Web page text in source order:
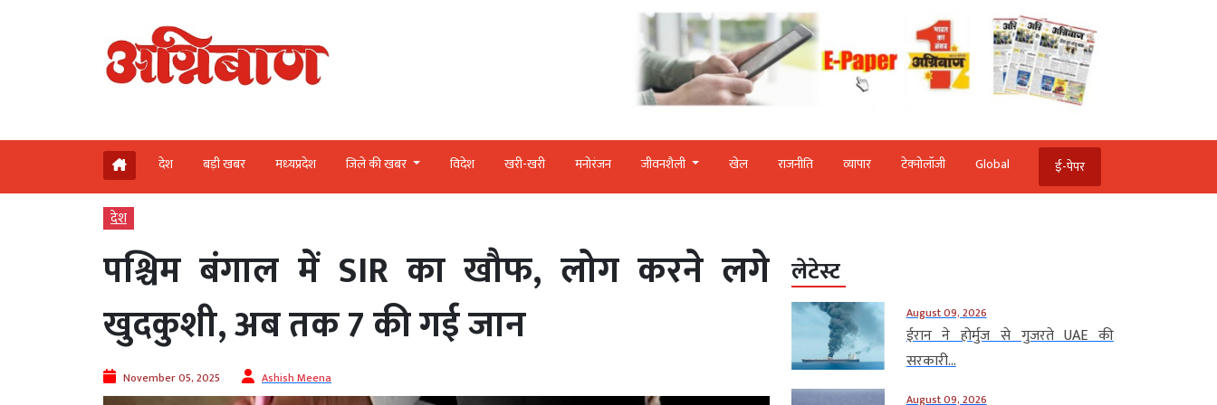
देश बड़ी खबर मध्‍यप्रदेश जिले की खबर विदेश खरी-खरी मनोरंजन जीवनशैली खेल राजनीति व्‍यापार टेक्‍नोलॉजी Global ई-पेपर
देश
पश्चिम बंगाल में SIR का खौफ, लोग करने लगे
खुदकुशी, अब तक 7 की गई जान
November 05, 2025 Ashish Meena
लेटेस्ट
August 09, 2026
ईरान ने होर्मुज से गुजरते UAE की
सरकारी...
August 09, 2026